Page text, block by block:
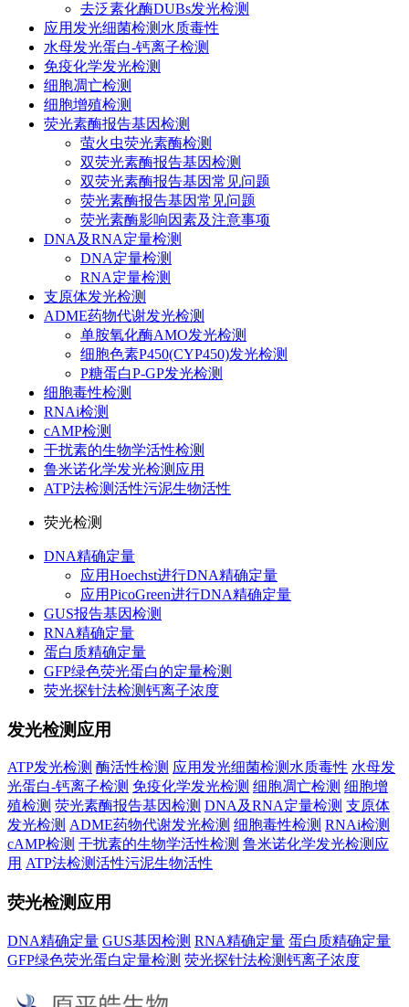
去泛素化酶DUBs发光检测
应用发光细菌检测水质毒性
水母发光蛋白-钙离子检测
免疫化学发光检测
细胞凋亡检测
细胞增殖检测
荧光素酶报告基因检测
萤火虫荧光素酶检测
双荧光素酶报告基因检测
双荧光素酶报告基因常见问题
荧光素酶报告基因常见问题
荧光素酶影响因素及注意事项
DNA及RNA定量检测
DNA定量检测
RNA定量检测
支原体发光检测
ADME药物代谢发光检测
单胺氧化酶AMO发光检测
细胞色素P450(CYP450)发光检测
P糖蛋白P-GP发光检测
细胞毒性检测
RNAi检测
cAMP检测
干扰素的生物学活性检测
鲁米诺化学发光检测应用
ATP法检测活性污泥生物活性
荧光检测
DNA精确定量
应用Hoechst进行DNA精确定量
应用PicoGreen进行DNA精确定量
GUS报告基因检测
RNA精确定量
蛋白质精确定量
GFP绿色荧光蛋白的定量检测
荧光探针法检测钙离子浓度
发光检测应用
ATP发光检测 酶活性检测 应用发光细菌检测水质毒性 水母发
光蛋白-钙离子检测 免疫化学发光检测 细胞凋亡检测 细胞增
殖检测 荧光素酶报告基因检测 DNA及RNA定量检测 支原体
发光检测 ADME药物代谢发光检测 细胞毒性检测 RNAi检测
cAMP检测 干扰素的生物学活性检测 鲁米诺化学发光检测应
用 ATP法检测活性污泥生物活性
荧光检测应用
DNA精确定量 GUS基因检测 RNA精确定量 蛋白质精确定量
GFP绿色荧光蛋白定量检测 荧光探针法检测钙离子浓度